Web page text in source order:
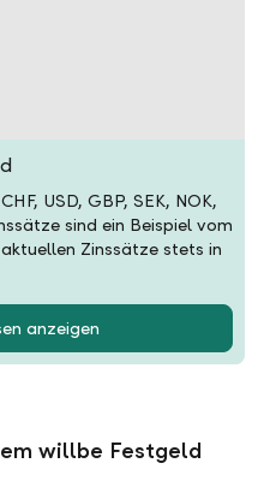
USD, GBP, SEK, NOK,
sind ein Beispiel vom
Zinssätze stets in
anzeigen
willbe Festgeld